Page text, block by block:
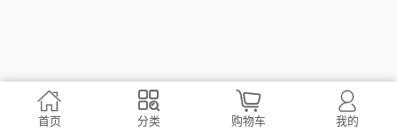

首页

分类

购物车

我的